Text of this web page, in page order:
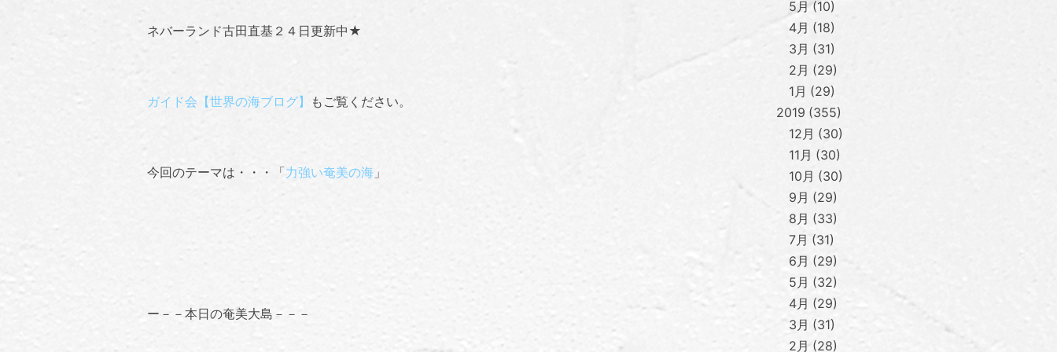
ネバーランド古田直基２４日更新中★
ガイド会【世界の海ブログ】 もご覧ください。
今回のテーマは・・・「力強い奄美の海 」
ー－－本日の奄美大島－－－
5月 10
4月
18
3月
31
2月
29
1月
29
2019 355
12月
30
11月
30
10月
30
9月
29
8月
33
7月
31
6月
29
5月
32
4月
29
3月
31
2月 28